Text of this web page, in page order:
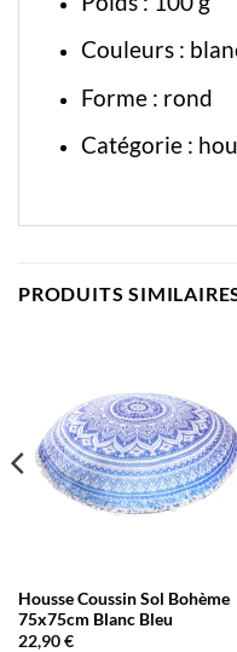
Couleurs :
Forme : rond
Catégorie :
PRODUITS
Housse Coussin Sol Bohème
75x75cm Blanc Bleu
22,90€